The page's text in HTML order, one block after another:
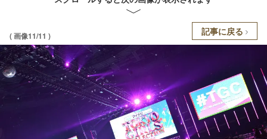
( 画像11/11 ) 記事に戻る